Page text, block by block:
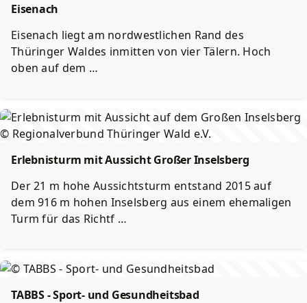
Eisenach
Eisenach liegt am nordwestlichen Rand des
Thüringer Waldes inmitten von vier Tälern. Hoch
oben auf dem …
Erlebnisturm mit Aussicht Großer Inselsberg
Der 21 m hohe Aussichtsturm entstand 2015 auf
dem 916 m hohen Inselsberg aus einem ehemaligen
Turm für das Richtf …
TABBS - Sport- und Gesundheitsbad